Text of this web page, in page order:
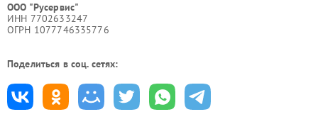
ООО "Русервис"
ИНН 7702633247
ОГРН 1077746335776
Поделиться в соц. сетях: